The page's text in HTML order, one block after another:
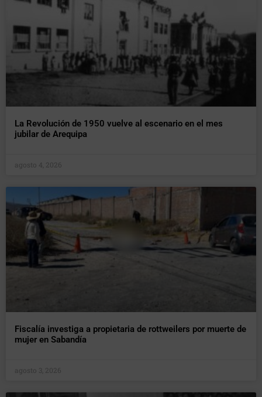
La Revolución de 1950 vuelve al escenario en el mes
jubilar de Arequipa
agosto 4, 2026
Fiscalía investiga a propietaria de rottweilers por muerte de
mujer en Sabandía
agosto 3, 2026